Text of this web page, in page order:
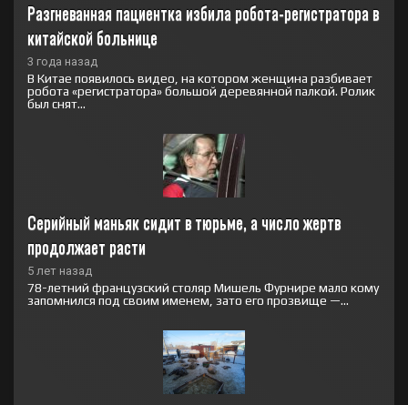
Разгневанная пациентка избила робота-регистратора в
китайской больнице
3 года назад
В Китае появилось видео, на котором женщина разбивает
робота «регистратора» большой деревянной палкой. Ролик
был снят...
Серийный маньяк сидит в тюрьме, а число жертв
продолжает расти
5 лет назад
78-летний французский столяр Мишель Фурнире мало кому
запомнился под своим именем, зато его прозвище —...